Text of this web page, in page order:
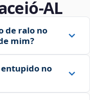
de ralo no
mim?
no